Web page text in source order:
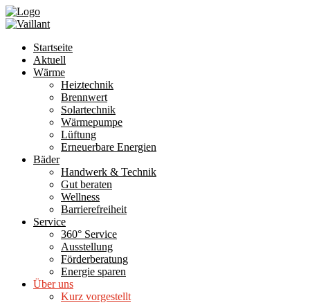
Startseite
Aktuell
Wärme
Heiztechnik
Brennwert
Solartechnik
Wärmepumpe
Lüftung
Erneuerbare Energien
Bäder
Handwerk & Technik
Gut beraten
Wellness
Barrierefreiheit
Service
360° Service
Ausstellung
Förderberatung
Energie sparen
Über uns
Kurz vorgestellt